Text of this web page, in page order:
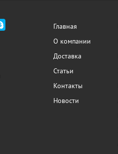
Главная
О компании
Доставка
Статьи
Контакты
Новости